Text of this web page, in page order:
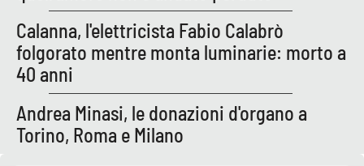
LaC TV
LaC Network
LaC OnAir
Calanna, l'elettricista Fabio Calabrò
folgorato mentre monta luminarie: morto a
40 anni
Andrea Minasi, le donazioni d'organo a
Torino, Roma e Milano